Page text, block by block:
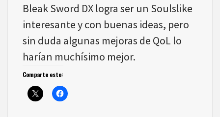
Bleak Sword DX logra ser un Soulslike
interesante y con buenas ideas, pero
sin duda algunas mejoras de QoL lo
harían muchísimo mejor.
Comparte esto: